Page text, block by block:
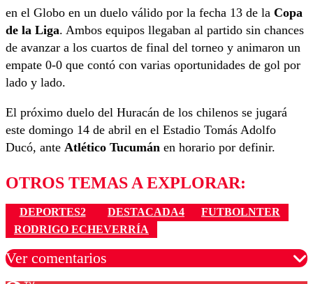
en el Globo en un duelo válido por la fecha 13 de la Copa
de la Liga. Ambos equipos llegaban al partido sin chances
de avanzar a los cuartos de final del torneo y animaron un
empate 0-0 que contó con varias oportunidades de gol por
lado y lado.
El próximo duelo del Huracán de los chilenos se jugará
este domingo 14 de abril en el Estadio Tomás Adolfo
Ducó, ante Atlético Tucumán en horario por definir.
OTROS TEMAS A EXPLORAR:
DEPORTES2 DESTACADA4
FUTBOLNTER
RODRIGO ECHEVERRÍA
Ver comentarios